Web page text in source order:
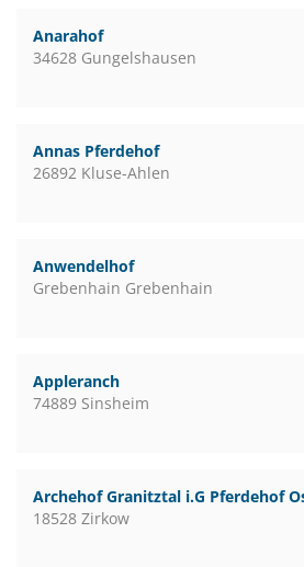
Anarahof
34628 Gungelshausen
Annas Pferdehof
26892 Kluse-Ahlen
Anwendelhof
Grebenhain Grebenhain
Appleranch
74889 Sinsheim
Archehof Granitztal i.G Pferdehof
18528 Zirkow